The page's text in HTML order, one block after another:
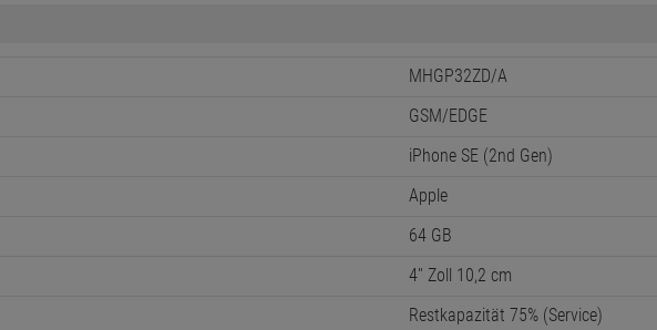
MHGP32ZD/A
GSM/EDGE
iPhone SE (2nd Gen)
Apple
64 GB
4'' Zoll 10,2 cm
Restkapazität 75% (Service)